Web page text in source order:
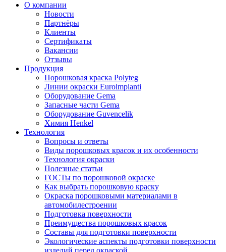
О компании
Новости
Партнёры
Клиенты
Сертификаты
Вакансии
Отзывы
Продукция
Порошковая краска Polyteg
Линии окраски Euroimpianti
Оборудование Gema
Запасные части Gema
Оборудование Guvencelik
Химия Henkel
Технология
Вопросы и ответы
Виды порошковых красок и их особенности
Технология окраски
Полезные статьи
ГОСТы по порошковой окраске
Как выбрать порошковую краску
Окраска порошковыми материалами в
автомобилестроении
Подготовка поверхности
Преимущества порошковых красок
Составы для подготовки поверхности
Экологические аспекты подготовки поверхности
изделий перед окраской